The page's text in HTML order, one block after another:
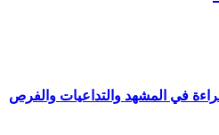
في المشهد والتداعيات والفرص